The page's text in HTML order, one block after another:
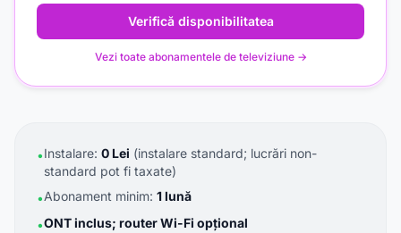
Verifică disponibilitatea
Vezi toate abonamentele de televiziune →
•Instalare: 0 Lei (instalare standard; lucrări non-
standard pot fi taxate)
•Abonament minim: 1 lună
•ONT inclus; router Wi-Fi opțional